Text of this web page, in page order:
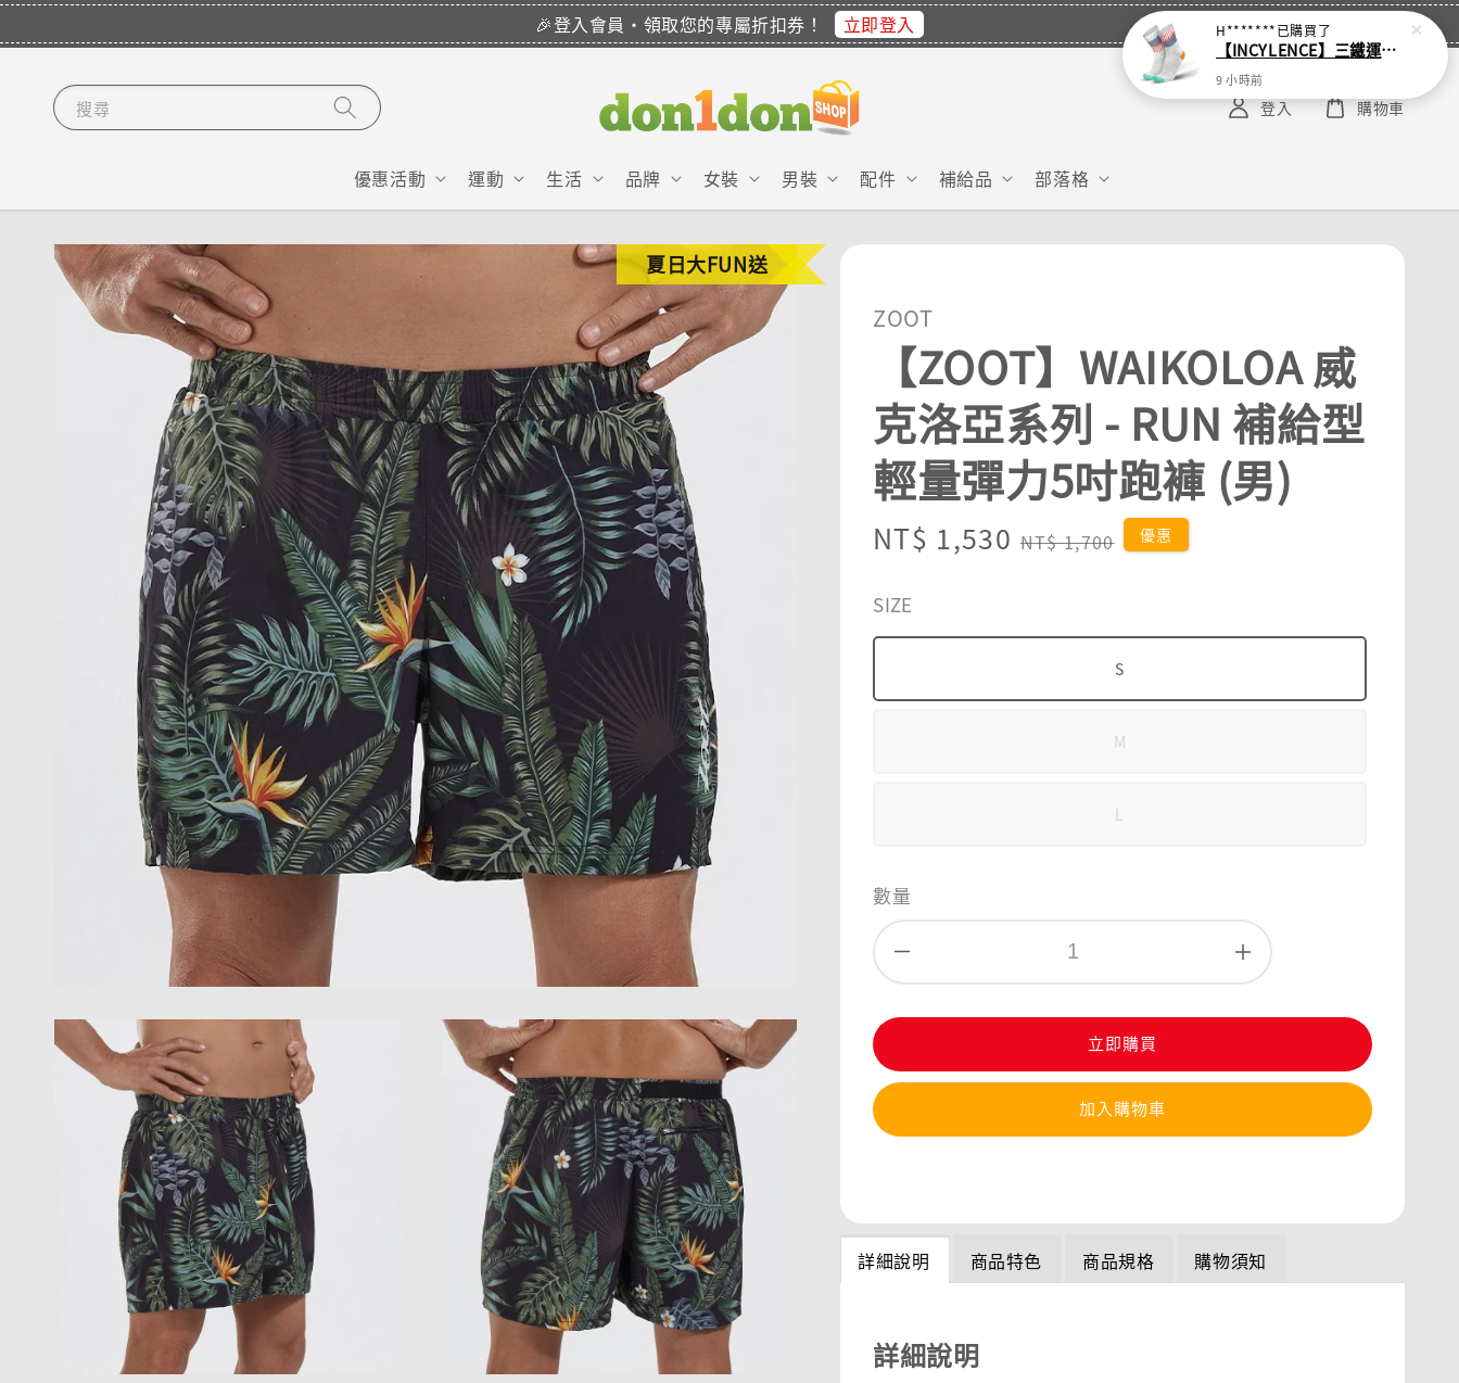
🎉登入會員・領取您的專屬折扣券！ 立即登入
搜尋
優惠活動 運動 生活 品牌 女裝 男裝 配件 補給品 部落格
登入 購物車
夏日大FUN送
ZOOT
【ZOOT】WAIKOLOA 威
克洛亞系列 - RUN 補給型
輕量彈力5吋跑褲 (男)
Sale
NT$ 1,530 Regular
NT$ 1,700 優惠
SIZE
S
M
L
數量
立即購買
加入購物車
詳細說明 商品特色 商品規格 購物須知
詳細說明
H*******已購買了
【INCYLENCE】三鐵運動機能襪 Wildness Inferno
9 小時前